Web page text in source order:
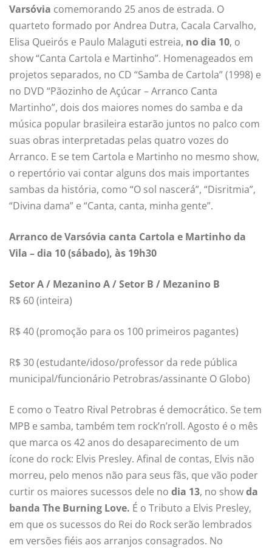
Varsóvia comemorando 25 anos de estrada. O
quarteto formado por Andrea Dutra, Cacala Carvalho,
Elisa Queirós e Paulo Malaguti estreia, no dia 10, o
show “Canta Cartola e Martinho”. Homenageados em
projetos separados, no CD “Samba de Cartola” (1998) e
no DVD “Pãozinho de Açúcar – Arranco Canta
Martinho”, dois dos maiores nomes do samba e da
música popular brasileira estarão juntos no palco com
suas obras interpretadas pelas quatro vozes do
Arranco. E se tem Cartola e Martinho no mesmo show,
o repertório vai contar alguns dos mais importantes
sambas da história, como “O sol nascerá”, “Disritmia”,
“Divina dama” e “Canta, canta, minha gente”.
Arranco de Varsóvia canta Cartola e Martinho da
Vila – dia 10 (sábado), às 19h30
Setor A / Mezanino A / Setor B / Mezanino B
R$ 60 (inteira)
R$ 40 (promoção para os 100 primeiros pagantes)
R$ 30 (estudante/idoso/professor da rede pública
municipal/funcionário Petrobras/assinante O Globo)
E como o Teatro Rival Petrobras é democrático. Se tem
MPB e samba, também tem rock’n’roll. Agosto é o mês
que marca os 42 anos do desaparecimento de um
ícone do rock: Elvis Presley. Afinal de contas, Elvis não
morreu, pelo menos não para seus fãs, que vão poder
curtir os maiores sucessos dele no dia 13, no showda
banda The Burning Love. É o Tributo a Elvis Presley,
em que os sucessos do Rei do Rock serão lembrados
em versões fiéis aos arranjos consagrados. No